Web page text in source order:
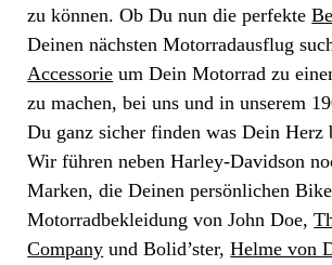
zu können. Ob Du nun die perfekte
Deinen nächsten Motorradausflug
Accessorie um Dein Motorrad zu
zu machen, bei uns und in unserem
Du ganz sicher finden was Dein Herz
Wir führen neben Harley-Davidson
Marken, die Deinen persönlichen
Motorradbekleidung von John Doe,
Company und Bolid’ster,Helme von